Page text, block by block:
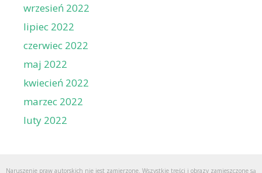
wrzesień 2022
lipiec 2022
czerwiec 2022
maj 2022
kwiecień 2022
marzec 2022
luty 2022
Naruszenie praw autorskich nie jest zamierzone. Wszystkie treści i obrazy zamieszczone są